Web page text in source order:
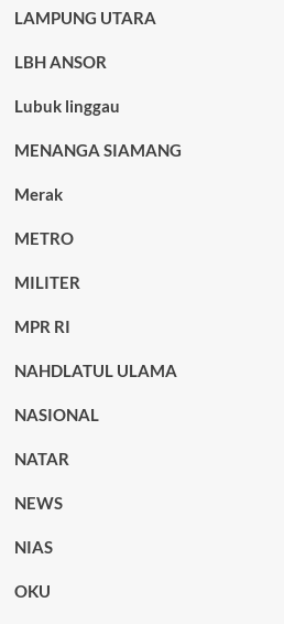
LAMPUNG UTARA
LBH ANSOR
Lubuk linggau
MENANGA SIAMANG
Merak
METRO
MILITER
MPR RI
NAHDLATUL ULAMA
NASIONAL
NATAR
NEWS
NIAS
OKU